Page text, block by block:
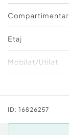
vârstă)
Potrivit atât
Apartament
Pentru detalii
ne contactați.
Cod ofertă / ID
Id intern:
Număr Băi:
Etaj
Mobilat/Utilat
Stare
ID: 16826257